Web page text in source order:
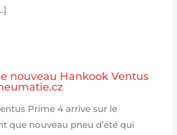
nouveau Hankook Ventus
Prime 4 arrive sur le
que nouveau pneu d’été qui